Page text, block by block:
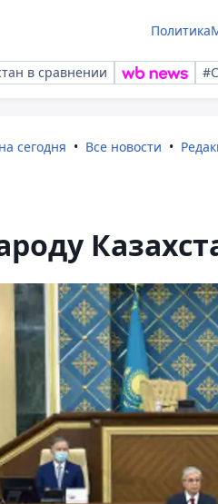
Политика
в сравнении
сегодня Все новости